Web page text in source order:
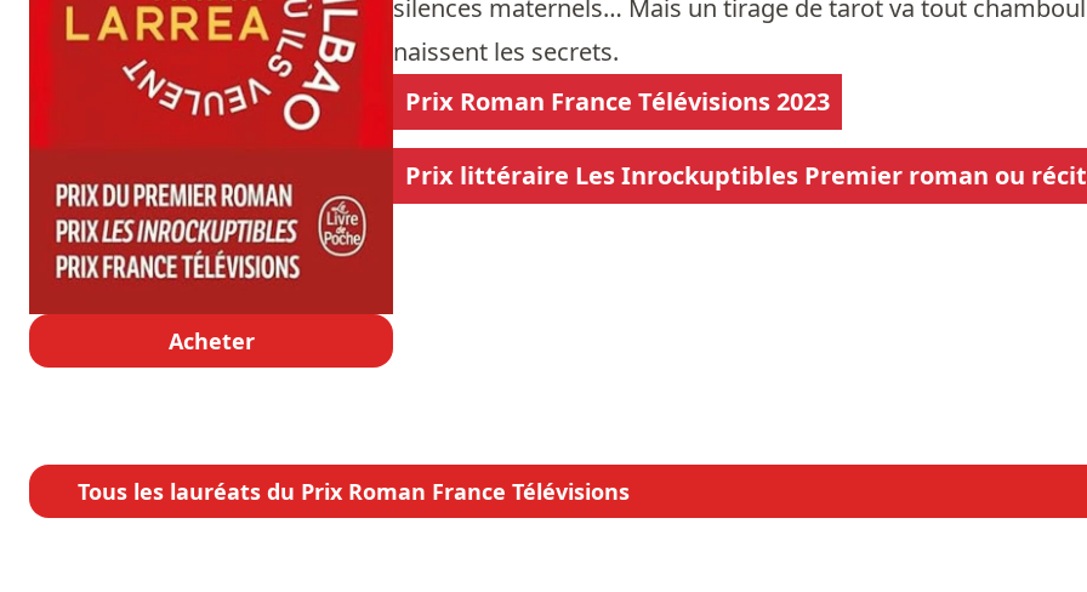
Acheter
silences maternels… Mais un tirage de tarot va tout
naissent les secrets.
Prix Roman France Télévisions 2023
Prix littéraire Les Inrockuptibles Premier roman ou récit
Tous les lauréats du Prix Roman France Télévisions